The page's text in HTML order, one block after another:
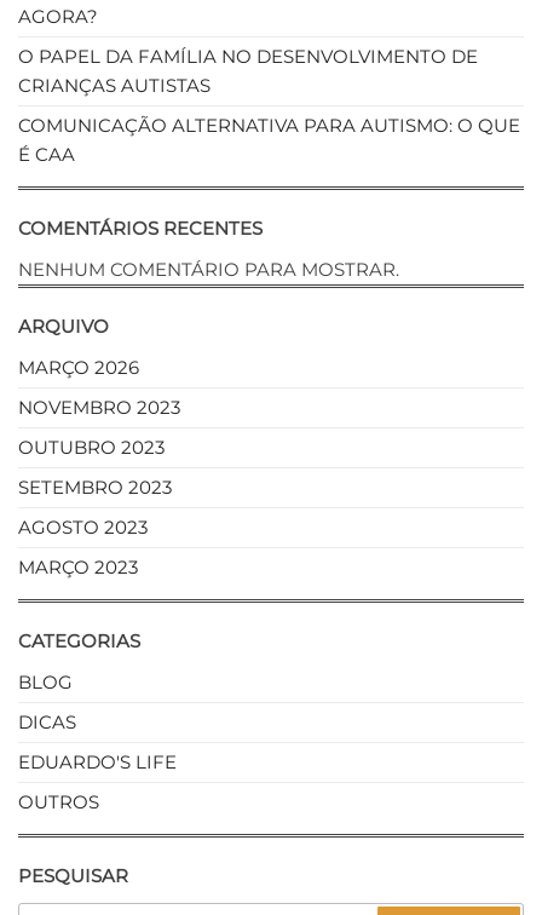
AGORA?
O PAPEL DA FAMÍLIA NO DESENVOLVIMENTO DE
CRIANÇAS AUTISTAS
COMUNICAÇÃO ALTERNATIVA PARA AUTISMO: O QUE
É CAA
COMENTÁRIOS RECENTES
NENHUM COMENTÁRIO PARA MOSTRAR.
ARQUIVO
MARÇO 2026
NOVEMBRO 2023
OUTUBRO 2023
SETEMBRO 2023
AGOSTO 2023
MARÇO 2023
CATEGORIAS
BLOG
DICAS
EDUARDO'S LIFE
OUTROS
PESQUISAR